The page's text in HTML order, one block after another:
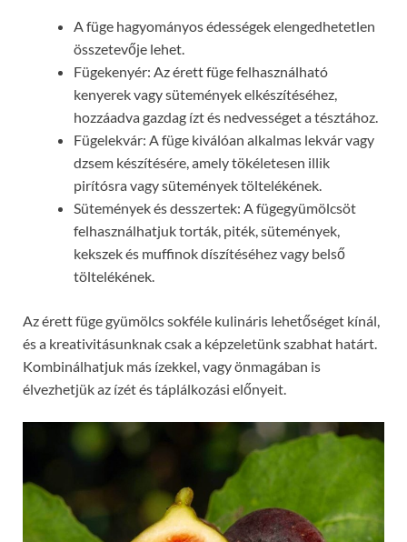
A füge hagyományos édességek elengedhetetlen
összetevője lehet.
Fügekenyér: Az érett füge felhasználható
kenyerek vagy sütemények elkészítéséhez,
hozzáadva gazdag ízt és nedvességet a tésztához.
Fügelekvár: A füge kiválóan alkalmas lekvár vagy
dzsem készítésére, amely tökéletesen illik
pirítósra vagy sütemények töltelékének.
Sütemények és desszertek: A fügegyümölcsöt
felhasználhatjuk torták, piték, sütemények,
kekszek és muffinok díszítéséhez vagy belső
töltelékének.
Az érett füge gyümölcs sokféle kulináris lehetőséget kínál,
és a kreativitásunknak csak a képzeletünk szabhat határt.
Kombinálhatjuk más ízekkel, vagy önmagában is
élvezhetjük az ízét és táplálkozási előnyeit.